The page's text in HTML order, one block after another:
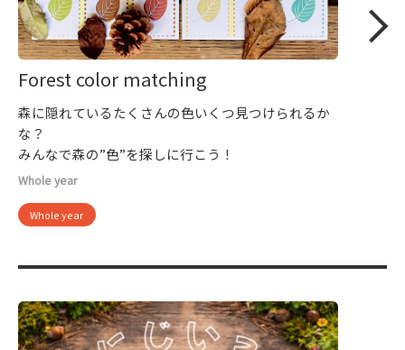
Forest color matching
森に隠れているたくさんの色いくつ見つけられるか
な？
みんなで森の”色”を探しに行こう！
Whole year
Whole year